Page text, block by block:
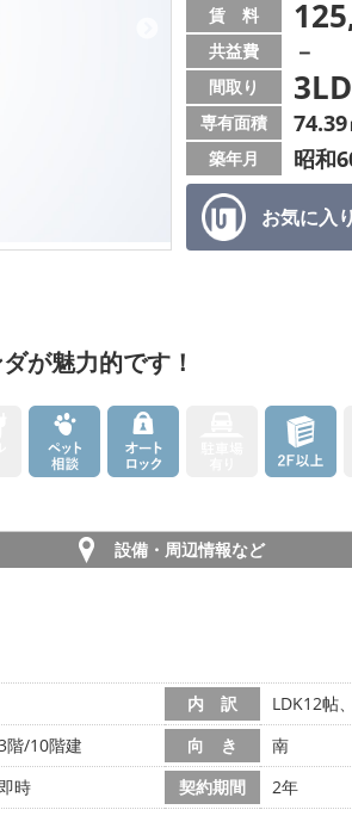
お気に入
賃 料
共益費 －
間取り
専有面積 74.39
築年月 昭和
が魅力的です！
設備・周辺情報など
内 訳
LDK12帖
階/10階建 向 き 南
即時 契約期間 2年